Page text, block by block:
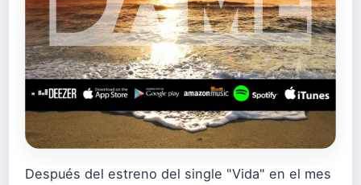
Después del estreno del single "Vida" en el mes